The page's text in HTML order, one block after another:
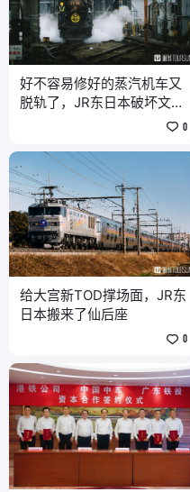
好不容易修好的蒸汽机车又
脱轨了，JR东日本破坏文物
0
给大宫新TOD撑场面，JR东
日本搬来了仙后座
0